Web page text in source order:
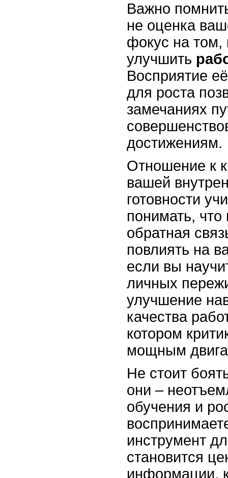
Важно
не оценка
фокус на том,
улучшить
Восприятие
для роста
замечаниях
достижениям.
Отношение к
вашей
готовности
понимать, что
обратная
повлиять на
если вы
личных
улучшение
качества
котором
мощным
Не стоит
они –
обучения и
инструмент
становится
информации,